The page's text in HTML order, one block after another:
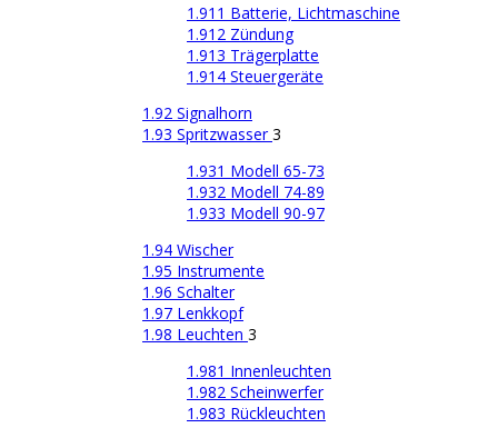
1.911 Batterie, Lichtmaschine
1.912 Zündung
1.913 Trägerplatte
1.914 Steuergeräte
1.92 Signalhorn
1.93 Spritzwasser3
1.931 Modell 65-73
1.932 Modell 74-89
1.933 Modell 90-97
1.94 Wischer
1.95 Instrumente
1.96 Schalter
1.97 Lenkkopf
1.98 Leuchten 3
1.981 Innenleuchten
1.982 Scheinwerfer
1.983 Rückleuchten